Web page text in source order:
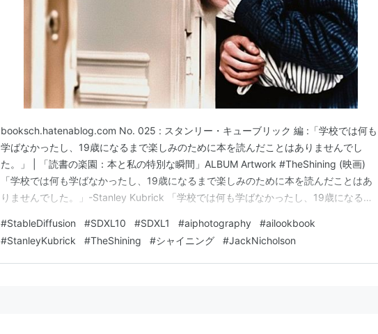
booksch.hatenablog.com No. 025 : スタンリー・キューブリック 編 :「学校では何も
学ばなかったし、19歳になるまで楽しみのために本を読んだことはありませんでし
た。」 | 「読書の楽園：本と私の特別な瞬間」ALBUM Artwork #TheShining (映画)
「学校では何も学ばなかったし、19歳になるまで楽しみのために本を読んだことはあ
りませんでした。」-Stanley Kubrick 「学校では何も学ばなかったし、19歳になるま
learned anyt…
#StableDiffusion #SDXL10 #SDXL1 #aiphotography #ailookbook
#StanleyKubrick #TheShining #シャイニング #JackNicholson